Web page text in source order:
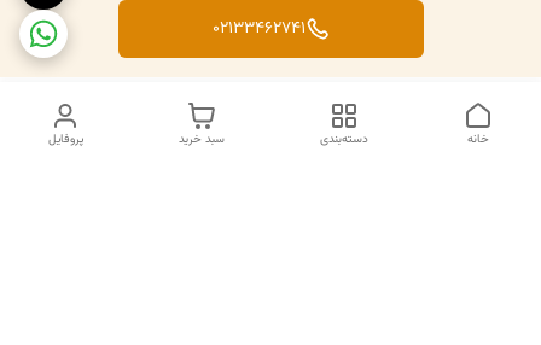
02133462741
پروفایل سبد خرید دسته‌بندی خانه